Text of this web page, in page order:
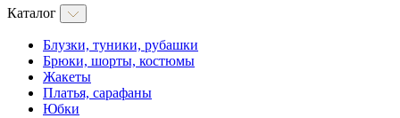
Каталог
Блузки, туники, рубашки
Брюки, шорты, костюмы
Жакеты
Платья, сарафаны
Юбки